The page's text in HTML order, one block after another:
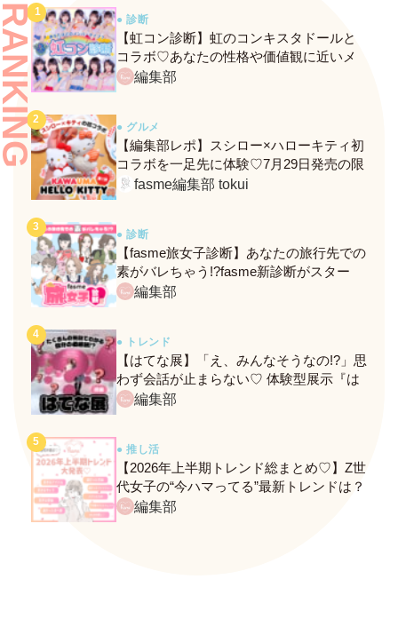
● 診断
【虹コン診断】虹のコンキスタドールと
コラボ♡あなたの性格や価値観に近いメ
ンバーがわかる、fasmeの新診断がスター
編集部
● グルメ
【編集部レポ】スシロー×ハローキティ初
コラボを一足先に体験♡7月29日発売の限
定メニュー＆グッズをレポ！
fasme編集部 tokui
● 診断
【fasme旅女子診断】あなたの旅行先での
素がバレちゃう!?fasme新診断がスター
ト！編集部
● トレンド
【はてな展】「え、みんなそうなの!?」思
わず会話が止まらない♡ 体験型展示『は
てな展』に行ってきたレポ
編集部
● 推し活
【2026年上半期トレンド総まとめ♡】Z世
代女子の“今ハマってる”最新トレンドは？
ネクストバズ予報もチェック♪
編集部